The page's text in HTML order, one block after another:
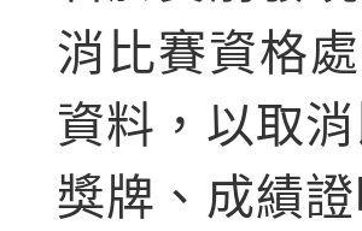
消比賽資格
資料，以取
獎牌、成績